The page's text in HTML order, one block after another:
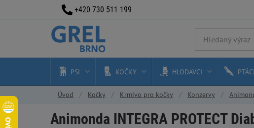
PSI KOČKY HLODAVCI PTÁCI
Úvod Kočky Krmivo pro kočky Konzervy
Animonda INTEGRA PROTECT
+420 730 511 199